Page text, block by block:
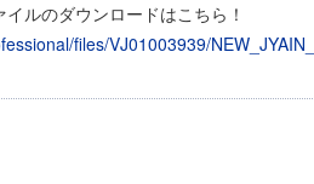
ルのダウンロードはこちら！
files/VJ01003939/